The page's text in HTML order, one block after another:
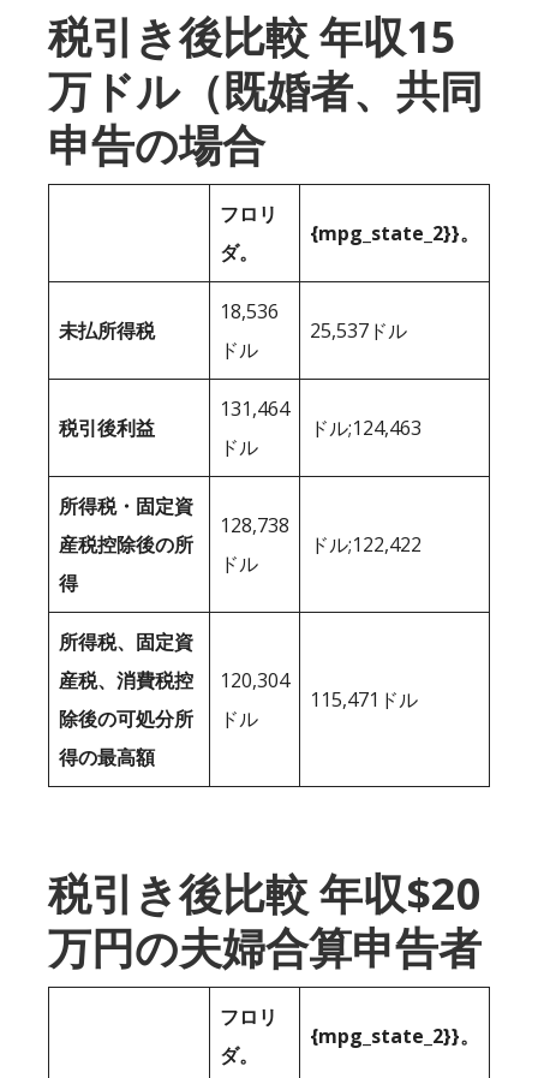
税引き後比較 年収15
万ドル（既婚者、共同
申告の場合
フロリ
ダ。
{mpg_state_2}}。
未払所得税
18,536
ドル
25,537ドル
税引後利益
131,464
ドル
ドル;124,463
所得税・固定資
産税控除後の所
得
128,738
ドル
ドル;122,422
所得税、固定資
産税、消費税控
除後の可処分所
得の最高額
120,304
ドル
115,471ドル
税引き後比較 年収$20
万円の夫婦合算申告者
フロリ
ダ。
{mpg_state_2}}。